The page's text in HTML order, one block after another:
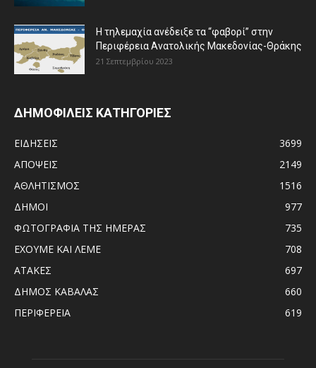
Η τηλεμαχία ανέδειξε τα “φαβορί” στην
Περιφέρεια Ανατολικής Μακεδονίας-Θράκης
21 Σεπτεμβρίου 2023
ΔΗΜΟΦΙΛΕΙΣ ΚΑΤΗΓΟΡΙΕΣ
ΕΙΔΗΣΕΙΣ
3699
ΑΠΟΨΕΙΣ
2149
ΑΘΛΗΤΙΣΜΟΣ
1516
ΔΗΜΟΙ
977
ΦΩΤΟΓΡΑΦΙΑ ΤΗΣ ΗΜΕΡΑΣ
735
ΕΧΟΥΜΕ ΚΑΙ ΛΕΜΕ
708
ΑΤΑΚΕΣ
697
ΔΗΜΟΣ ΚΑΒΑΛΑΣ
660
ΠΕΡΙΦΕΡΕΙΑ
619